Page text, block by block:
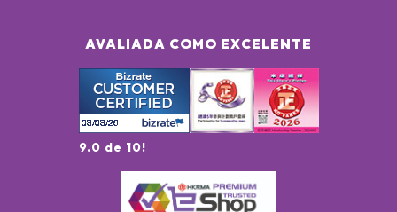
AVALIADA COMO EXCELENTE
9.0 de 10!